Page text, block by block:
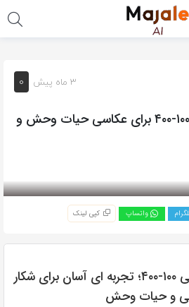
3 ماه پیش 0
بررسی لنز جدید سونی ۱۰۰-۴۰۰ برای عکاسی حیات وحش و
واتساپ کپی لینک
لنز تله فوتوی جدید سونی ۱۰۰-۴۰۰؛ تجربه ای آسان برای شکار
و حیات وحش